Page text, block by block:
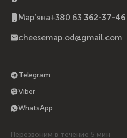
Telegram
Viber
WhatsApp
Перезвоним в течение 5 мин
Марʼяна+380 63 362-37-46
cheesemap.od@gmail.com